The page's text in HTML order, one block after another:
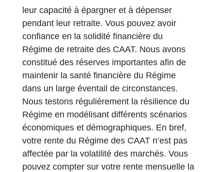
leur capacité à épargner et à dépenser
pendant leur retraite. Vous pouvez avoir
confiance en la solidité financière du
Régime de retraite des CAAT. Nous avons
constitué des réserves importantes afin de
maintenir la santé financière du Régime
dans un large éventail de circonstances.
Nous testons régulièrement la résilience du
Régime en modélisant différents scénarios
économiques et démographiques. En bref,
votre rente du Régime des CAAT n’est pas
affectée par la volatilité des marchés. Vous
pouvez compter sur votre rente mensuelle la